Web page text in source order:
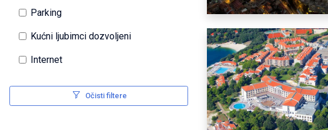
Parking
Kućni ljubimci dozvoljeni
Internet
Očisti filtere